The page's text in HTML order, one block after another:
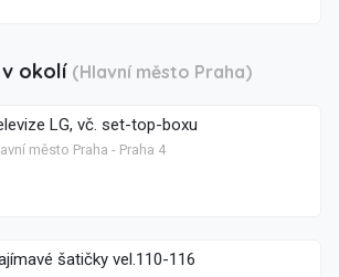
okolí (Hlavní město Praha)
LG, vč. set-top-boxu
město Praha - Praha 4
šatičky vel.110-116